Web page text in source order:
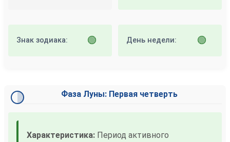
Знак зодиака: 🟢 День недели: 🟢
Фаза Луны: Первая четверть
Характеристика: Период активного